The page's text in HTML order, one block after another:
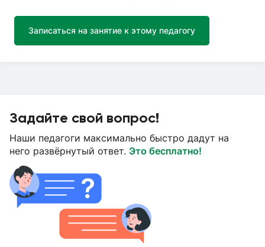
Записаться на занятие к этому педагогу
Задайте свой вопрос!
Наши педагоги максимально быстро дадут на
него развёрнутый ответ. Это бесплатно!